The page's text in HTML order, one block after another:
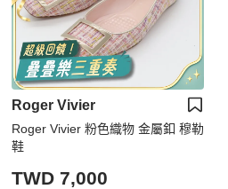
Roger Vivier
Roger Vivier 粉色織物 金屬釦 穆勒
鞋
TWD 7,000